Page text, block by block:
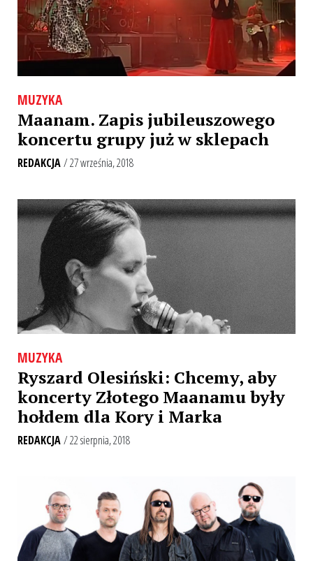
MUZYKA
Maanam. Zapis jubileuszowego
koncertu grupy już w sklepach
REDAKCJA/ 27 września, 2018
MUZYKA
Ryszard Olesiński: Chcemy, aby
koncerty Złotego Maanamu były
hołdem dla Kory i Marka
REDAKCJA/ 22 sierpnia, 2018